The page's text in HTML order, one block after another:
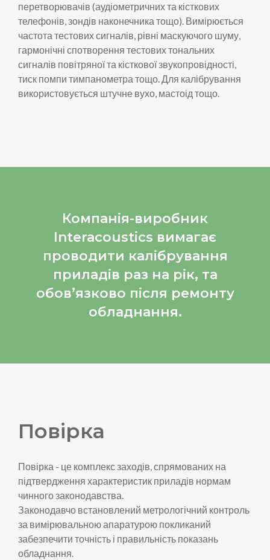
перетворювачів (аудіометричних та кісткових
телефонів, зондів наконечника тощо). Вимірюється
частота тестових сигналів, рівні маскуючого шуму,
гармонічні спотворення тестових тональних
сигналів повітряної та кісткової звукопровідності,
тиск помпи тимпанометра тощо. Для калібрування
використовується штучне вухо, мастоід тощо.
Компанія-виробник
Interacoustics вимагає
проводити калібрування
приладів раз на рік, та
обов’язково після ремонту
обладнання.
Повірка
Повірка - це комплекс заходів, спрямованих на
підтвердження характеристик приладів нормам
чинного законодавства.
Законодавчо встановлений метрологічний контроль
за вимірювальною апаратурою покликаний
забезпечити точність і правильність показань
обладнання.